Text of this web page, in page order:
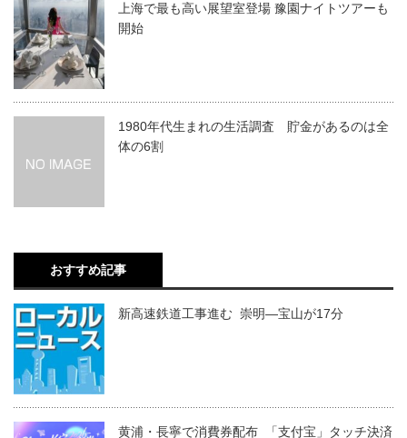
上海で最も高い展望室登場 豫園ナイトツアーも
開始
1980年代生まれの生活調査 貯金があるのは全
体の6割
おすすめ記事
新高速鉄道工事進む 崇明―宝山が17分
黄浦・長寧で消費券配布 「支付宝」タッチ決済